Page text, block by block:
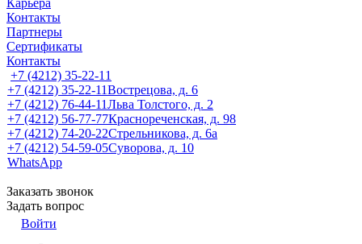
Карьера
Контакты
Партнеры
Сертификаты
Контакты
+7 (4212) 35-22-11
+7 (4212) 35-22-11Вострецова, д. 6
+7 (4212) 76-44-11Льва Толстого, д. 2
+7 (4212) 56-77-77Краснореченская, д. 98
+7 (4212) 74-20-22Стрельникова, д. 6а
+7 (4212) 54-59-05Суворова, д. 10
WhatsApp
Заказать звонок
Задать вопрос
Войти